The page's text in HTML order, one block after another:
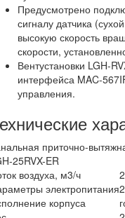
Предусмотрено
сигналу датчика
высокую скорость
скорости,
Вентустановки LGH-
интерфейса MAC-
управления.
приточно-
25RVX-ER
воздуха, м3/ч
электропитания
корпуса